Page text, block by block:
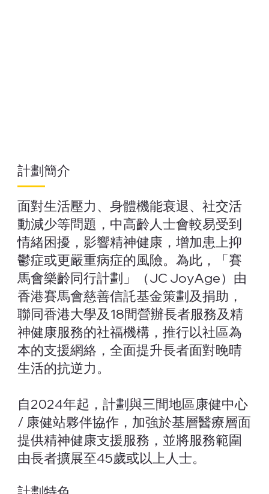
計劃簡介
面對生活壓力、身體機能衰退、社交活
動減少等問題，中高齡人士會較易受到
情緒困擾，影響精神健康，增加患上抑
鬱症或更嚴重病症的風險。為此，「賽
馬會樂齡同行計劃」（JC JoyAge）由
香港賽馬會慈善信託基金策劃及捐助，
聯同香港大學及18間營辦長者服務及精
神健康服務的社福機構，推行以社區為
本的支援網絡，全面提升長者面對晚晴
生活的抗逆力。
自2024年起，計劃與三間地區康健中心
/ 康健站夥伴協作，加強於基層醫療層面
提供精神健康支援服務，並將服務範圍
由長者擴展至45歲或以上人士。